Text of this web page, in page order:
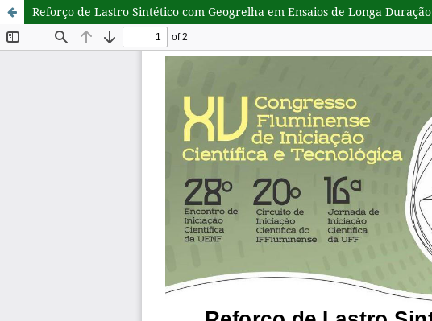
Reforço de Lastro Sintético com Geogrelha em Ensaios de Longa Duração